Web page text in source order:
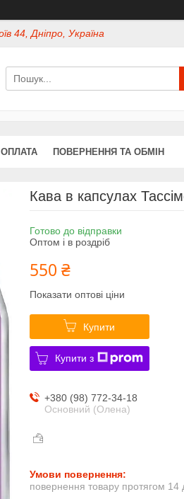
44, Дніпро, Україна
ПОВЕРНЕННЯ ТА ОБМІН
Кава в капсулах
Готово до відправки
Оптом і в роздріб
550 ₴
Показати оптові ціни
Купити
Купити з
+380 (98) 772-34-18
Основний (Олена)
повернення товару протягом 14